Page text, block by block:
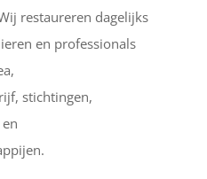
restaureren dagelijks
en professionals
stichtingen,